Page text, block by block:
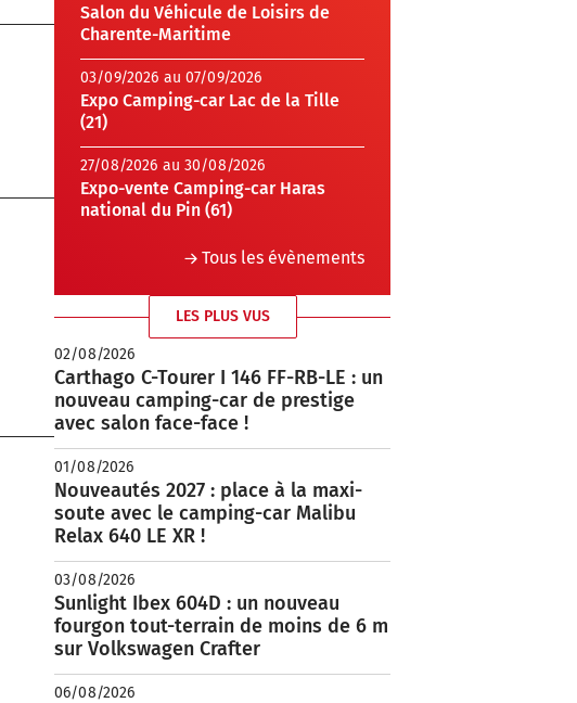
Salon du Véhicule de Loisirs de
Charente-Maritime
03/09/2026 au 07/09/2026
Expo Camping-car Lac de la Tille
(21)
27/08/2026 au 30/08/2026
Expo-vente Camping-car Haras
national du Pin (61)
Tous les évènements
LES PLUS VUS
02/08/2026
Carthago C-Tourer I 146 FF-RB-LE : un
nouveau camping-car de prestige
avec salon face-face !
01/08/2026
Nouveautés 2027 : place à la maxi-
soute avec le camping-car Malibu
Relax 640 LE XR !
03/08/2026
Sunlight Ibex 604D : un nouveau
fourgon tout-terrain de moins de 6 m
sur Volkswagen Crafter
06/08/2026